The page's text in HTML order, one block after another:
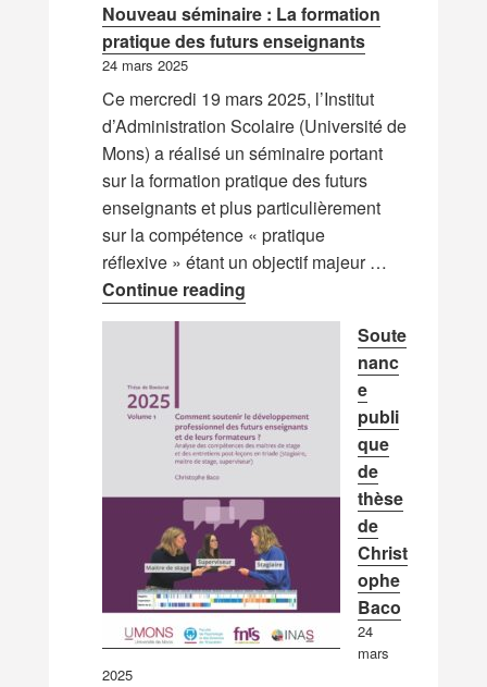
Nouveau séminaire : La formation
pratique des futurs enseignants
24 mars 2025
Ce mercredi 19 mars 2025, l’Institut
d’Administration Scolaire (Université de
Mons) a réalisé un séminaire portant
sur la formation pratique des futurs
enseignants et plus particulièrement
sur la compétence « pratique
réflexive » étant un objectif majeur …
Continue readingNouveau séminaire : La
Soute
nanc
e
publi
que
de
thèse
de
Christ
ophe
Baco
24
mars
2025